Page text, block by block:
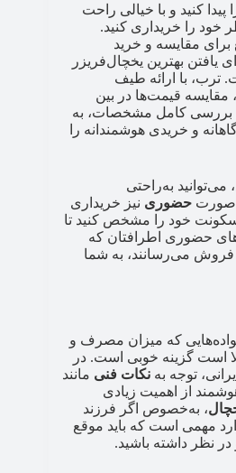
کنید و با خیالی راحت
خود را خریداری کنید.
برای مقایسه و خرید
یافتن بهترین یخچال‌فریزر
ترب، با ارائه طیف
مقایسه قیمت‌ها در بین
بررسی کامل مشخصات، به
و خریدی هوشمندانه را
می‌توانید به‌راحتی
حضوری نیز خریداری
خود را مشخص کنید تا
حضوری اطرافتان که
می‌رسانند، به شما
که میزان مصرف و
است گزینه خوبی است. در
توجه به نکات فنی مانند
از اهمیت زیادی
، به‌خصوص اگر فرزند
مهمی است که باید موقع
در نظر داشته باشید.